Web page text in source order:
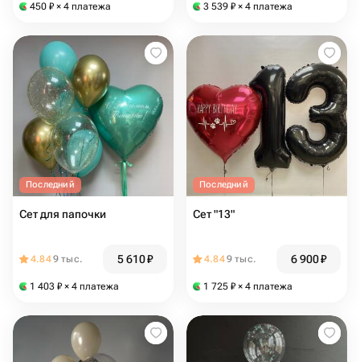
450 ₽ × 4 платежа 3 539 ₽ × 4 платежа
Последний
Сет для папочки
4.849 тыс. 5 610₽
1 403 ₽ × 4 платежа
Последний
Сет "13"
4.849 тыс. 6 900₽
1 725 ₽ × 4 платежа